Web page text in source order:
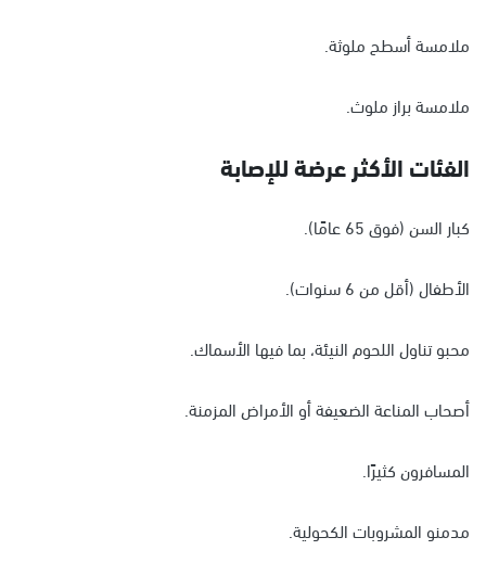
ملامسة أسطح ملوثة.
ملامسة براز ملوث.
الفئات الأكثر عرضة للإصابة
كبار السن (فوق 65 عامًا).
الأطفال (أقل من 6 سنوات).
محبو تناول اللحوم النيئة، بما فيها الأسماك.
أصحاب المناعة الضعيفة أو الأمراض المزمنة.
المسافرون كثيرًا.
مدمنو المشروبات الكحولية.